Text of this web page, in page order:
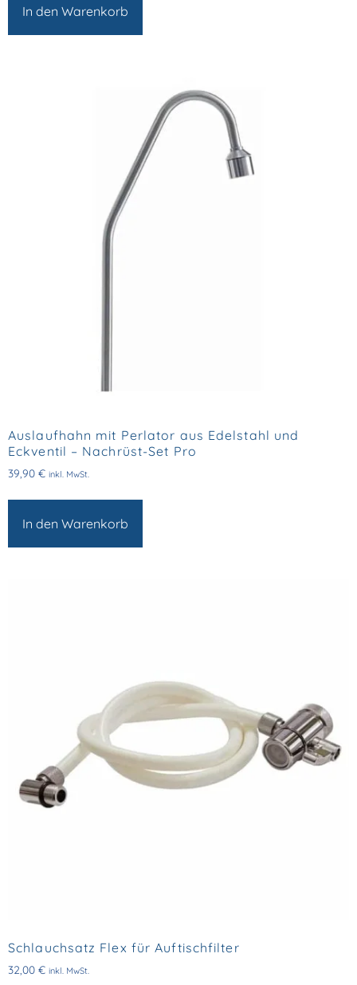
In den Warenkorb
Auslaufhahn mit Perlator aus Edelstahl und
Eckventil – Nachrüst-Set Pro
39,90 € inkl. MwSt.
In den Warenkorb
Schlauchsatz Flex für Auftischfilter
32,00 € inkl. MwSt.